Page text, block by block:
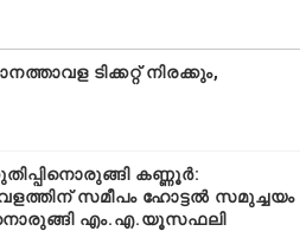
ടിക്കറ്റ് നിരക്കും,
കണ്ണൂർ:
സമീപം ഹോട്ടൽ സമുച്ചയം
എം.എ.യൂസഫലി